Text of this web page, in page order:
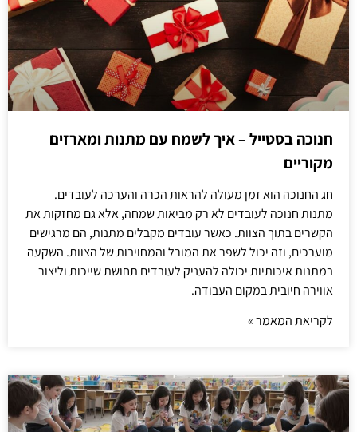
חנוכה בסטייל – איך לשמח עם מתנות ומארזים
מקוריים
חג החנוכה הוא זמן מעולה להראות הכרה והערכה לעובדים.
מתנות חנוכה לעובדים לא רק מביאות שמחה, אלא גם מחזקות את
הקשרים בתוך הצוות. כאשר עובדים מקבלים מתנות, הם מרגישים
מוערכים, וזה יכול לשפר את המורל והמחויבות של הצוות. השקעה
במתנות איכותיות יכולה להעניק לעובדים תחושת שייכות וליצור
אווירה חיובית במקום העבודה.
לקריאת המאמר »